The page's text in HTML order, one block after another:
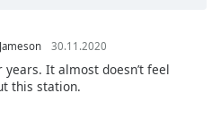
30.11.2020
years. It almost doesn’t feel
this station.